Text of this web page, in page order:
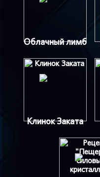
Облачный лимб
Клинок Заката